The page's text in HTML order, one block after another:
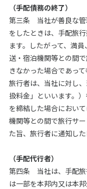
（手配債務の終了）
第三条 当社が善良な管
をしたときは、手配旅
ます。したがって、満
送・宿泊機関等との間
きなかった場合であっ
旅行者は、当社に対し
扱料金」といいます。
を締結した場合におい
機関等との間で旅行サ
た旨、旅行者に通知した
（手配代行者）
第四条 当社は、手配旅
は一部を本邦内又は本